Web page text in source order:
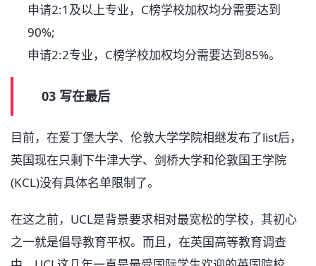
申请2:1及以上专业，C榜学校加权均分需要达到
90%;
申请2:2专业，C榜学校加权均分需要达到85%。
03 写在最后
目前，在爱丁堡大学、伦敦大学学院相继发布了list后，
英国现在只剩下牛津大学、剑桥大学和伦敦国王学院
(KCL)没有具体名单限制了。
在这之前，UCL是背景要求相对最宽松的学校，其初心
之一就是倡导教育平权。而且，在英国高等教育调查